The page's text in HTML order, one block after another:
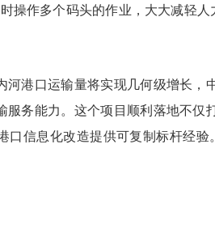
操作多个码头的作业，大大减轻
港口运输量将实现几何级增长，
服务能力。这个项目顺利落地不仅
口信息化改造提供可复制标杆经